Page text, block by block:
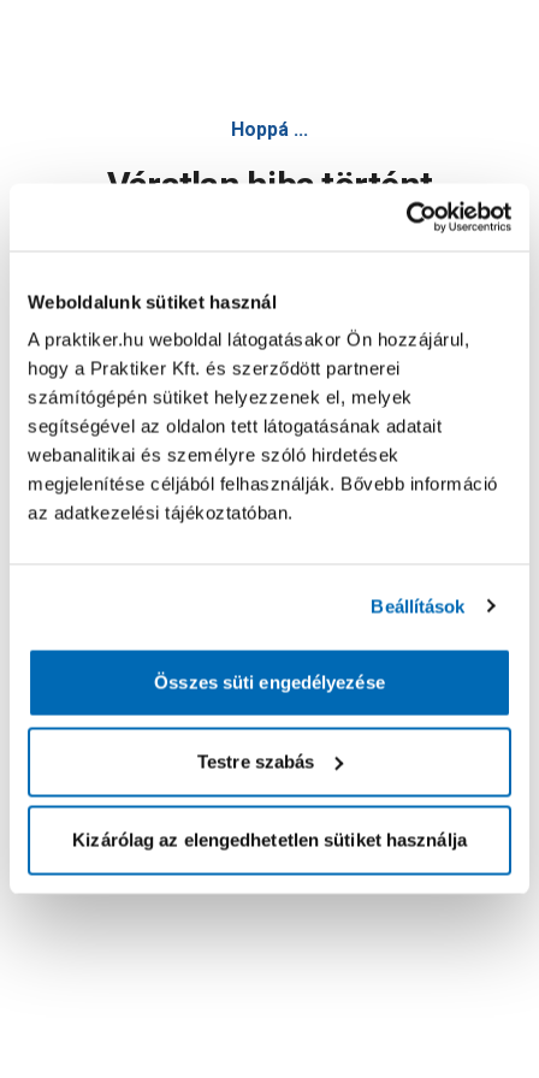
Weboldalunk sütiket használ
A praktiker.hu weboldal látogatásakor Ön hozzájárul,
hogy a Praktiker Kft. és szerződött partnerei
számítógépén sütiket helyezzenek el, melyek
segítségével az oldalon tett látogatásának adatait
webanalitikai és személyre szóló hirdetések
megjelenítése céljából felhasználják. Bővebb információ
az adatkezelési tájékoztatóban.
Beállítások
Összes süti engedélyezése
Testre szabás
Kizárólag az elengedhetetlen sütiket használja
Hoppá ...
Váratlan hiba történt
Oldal újratöltése